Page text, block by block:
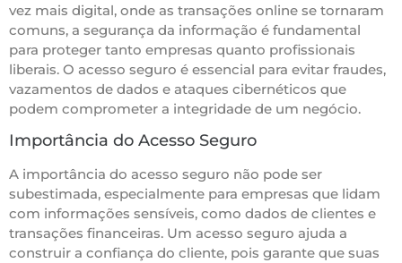
vez mais digital, onde as transações online se tornaram
comuns, a segurança da informação é fundamental
para proteger tanto empresas quanto profissionais
liberais. O acesso seguro é essencial para evitar fraudes,
vazamentos de dados e ataques cibernéticos que
podem comprometer a integridade de um negócio.
Importância do Acesso Seguro
A importância do acesso seguro não pode ser
subestimada, especialmente para empresas que lidam
com informações sensíveis, como dados de clientes e
transações financeiras. Um acesso seguro ajuda a
construir a confiança do cliente, pois garante que suas